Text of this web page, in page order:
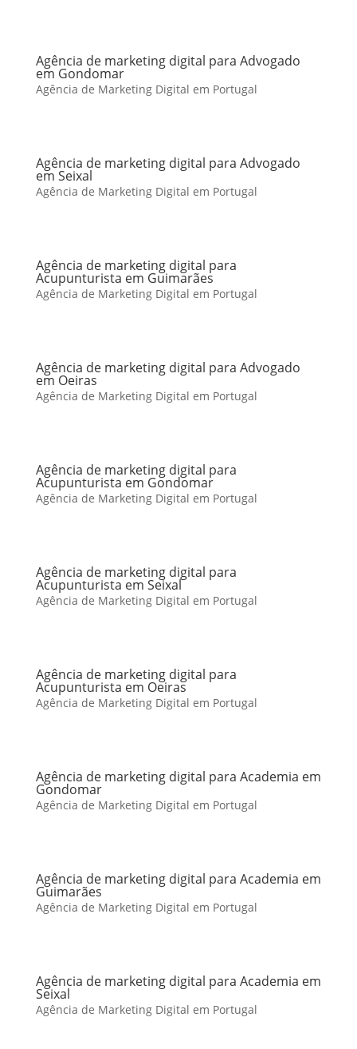
Agência de marketing digital para Advogado
em Gondomar
Agência de Marketing Digital em Portugal
Agência de marketing digital para Advogado
em Seixal
Agência de Marketing Digital em Portugal
Agência de marketing digital para
Acupunturista em Guimarães
Agência de Marketing Digital em Portugal
Agência de marketing digital para Advogado
em Oeiras
Agência de Marketing Digital em Portugal
Agência de marketing digital para
Acupunturista em Gondomar
Agência de Marketing Digital em Portugal
Agência de marketing digital para
Acupunturista em Seixal
Agência de Marketing Digital em Portugal
Agência de marketing digital para
Acupunturista em Oeiras
Agência de Marketing Digital em Portugal
Agência de marketing digital para Academia em
Gondomar
Agência de Marketing Digital em Portugal
Agência de marketing digital para Academia em
Guimarães
Agência de Marketing Digital em Portugal
Agência de marketing digital para Academia em
Seixal
Agência de Marketing Digital em Portugal